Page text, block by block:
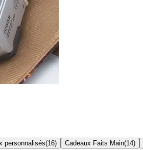
personnalisés(16) Cadeaux Faits Main(14)